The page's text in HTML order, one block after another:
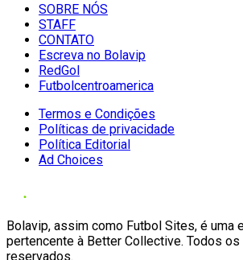
SOBRE NÓS
STAFF
CONTATO
Escreva no Bolavip
RedGol
Futbolcentroamerica
Termos e Condições
Políticas de privacidade
Política Editorial
Ad Choices
Bolavip, assim como Futbol Sites, é uma
pertencente à Better Collective. Todos
reservados.